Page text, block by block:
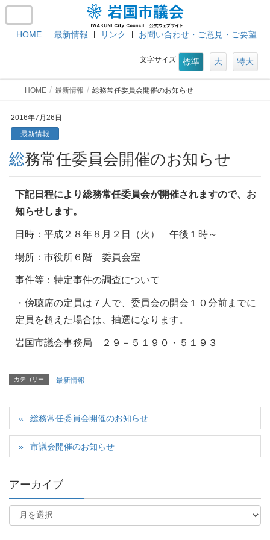
HOME 最新情報 リンク お問い合わせ・ご意見・ご要望
文字サイズ 標準 大 特大
HOME 最新情報 総務常任委員会開催のお知らせ
2016年7月26日
最新情報
総務常任委員会開催のお知らせ
下記日程により総務常任委員会が開催されますので、お
知らせします。
日時：平成２８年８月２日（火） 午後１時～
場所：市役所６階 委員会室
事件等：特定事件の調査について
・傍聴席の定員は７人で、委員会の開会１０分前までに
定員を超えた場合は、抽選になります。
岩国市議会事務局 ２９－５１９０・５１９３
カテゴリー 最新情報
総務常任委員会開催のお知らせ
市議会開催のお知らせ
アーカイブ